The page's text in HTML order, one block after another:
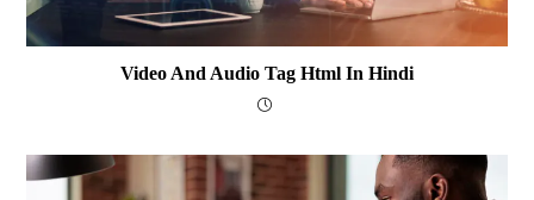
Video And Audio Tag Html In Hindi